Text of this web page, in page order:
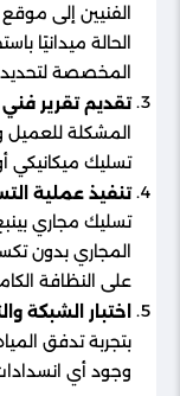
الفنيين إلى
الحالة ميدانيًا
المخصصة لتحديد
تقديم تقرير
المشكلة للعميل
تسليك ميكانيكي
تنفيذ عملية
تسليك مجاري
المجاري بدون
على النظافة
اختبار الشبكة
بتجربة تدفق
وجود أي